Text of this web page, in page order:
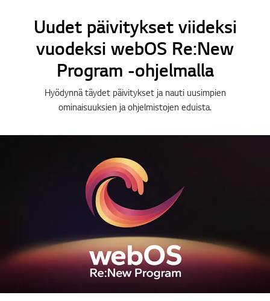
Uudet päivitykset viideksi
vuodeksi webOS Re:New
Program -ohjelmalla
Hyödynnä täydet päivitykset ja nauti uusimpien
ominaisuuksien ja ohjelmistojen eduista.